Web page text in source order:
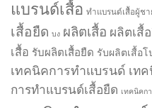
แบรนด์เสื้อ ทำแบรนด์เสื้อผู้ชา
เสื้อยืด บง ผลิตเสื้อ ผลิตเสื้
เสื้อ รับผลิตเสื้อยืด รับผลิตเสื้อโ
เทคนิคการทำแบรนด์ เท
การทำแบรนด์เสื้อยืด เทคนิคก